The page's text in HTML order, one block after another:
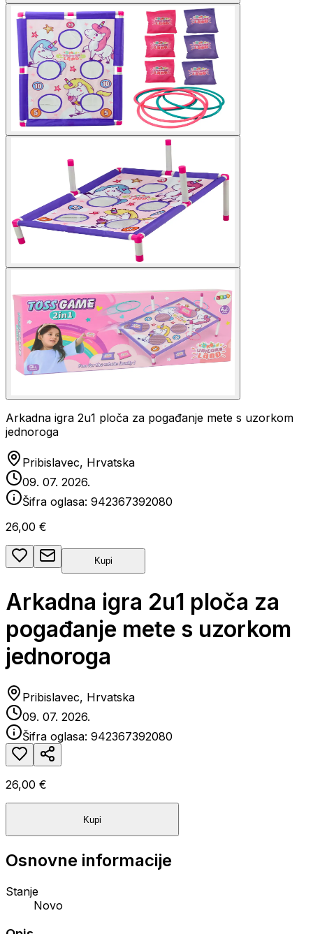
Arkadna igra 2u1 ploča za pogađanje mete s uzorkom
jednoroga
Pribislavec, Hrvatska
09. 07. 2026.
Šifra oglasa: 942367392080
26,00 €
Kupi
Arkadna igra 2u1 ploča za
pogađanje mete s uzorkom
jednoroga
Pribislavec, Hrvatska
09. 07. 2026.
Šifra oglasa: 942367392080
26,00 €
Kupi
Osnovne informacije
Stanje
Novo